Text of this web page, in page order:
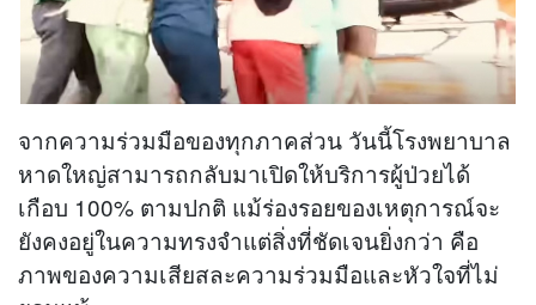
จากความร่วมมือของทุกภาคส่วน วันนี้โรงพยาบาล
หาดใหญ่สามารถกลับมาเปิดให้บริการผู้ป่วยได้
เกือบ 100% ตามปกติ แม้ร่องรอยของเหตุการณ์จะ
ยังคงอยู่ในความทรงจำแต่สิ่งที่ชัดเจนยิ่งกว่า คือ
ภาพของความเสียสละความร่วมมือและหัวใจที่ไม่